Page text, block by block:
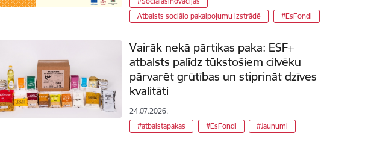
Atbalsts sociālo pakalpojumu izstrādē
#EsFondi
Vairāk nekā pārtikas paka: ESF+
atbalsts palīdz tūkstošiem cilvēku
pārvarēt grūtības un stiprināt dzīves
kvalitāti
24.07.2026.
#atbalstapakas
#EsFondi #Jaunumi